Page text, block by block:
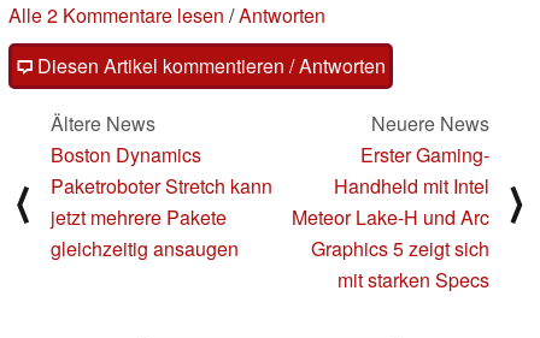
Alle 2 Kommentare lesen /Antworten
Diesen Artikel kommentieren / Antworten
⟨
Ältere News
Boston Dynamics
Paketroboter Stretch kann
jetzt mehrere Pakete
gleichzeitig ansaugen
Neuere News
Erster Gaming-
Handheld mit Intel
Meteor Lake-H und Arc
Graphics 5 zeigt sich
mit starken Specs
⟩